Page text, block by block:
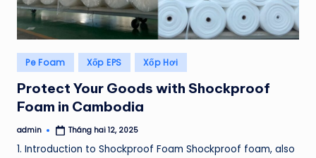
Posted
in
Pe Foam Xốp EPS Xốp Hơi
Protect Your Goods with Shockproof
Foam in Cambodia
Posted
admin Tháng hai 12, 2025
1. Introduction to Shockproof Foam Shockproof foam, also